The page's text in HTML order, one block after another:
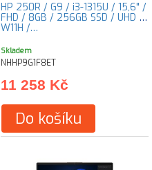
HP 250R / G9 / i3-1315U / 15,6" /
FHD / 8GB / 256GB SSD / UHD /
W11H /…
Skladem
NHHP9G1F8ET
11 258 Kč
Do košíku